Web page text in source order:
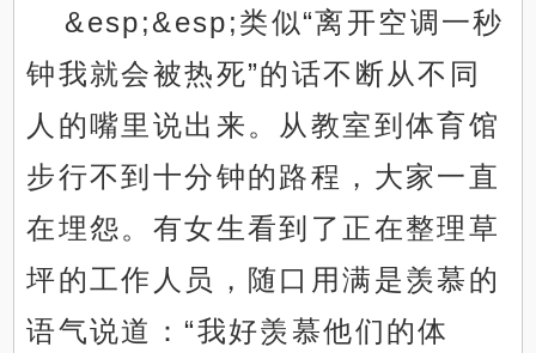
&esp;&esp;类似“离开空调一秒
钟我就会被热死”的话不断从不同
人的嘴里说出来。从教室到体育馆
步行不到十分钟的路程，大家一直
在埋怨。有女生看到了正在整理草
坪的工作人员，随口用满是羡慕的
语气说道：“我好羡慕他们的体